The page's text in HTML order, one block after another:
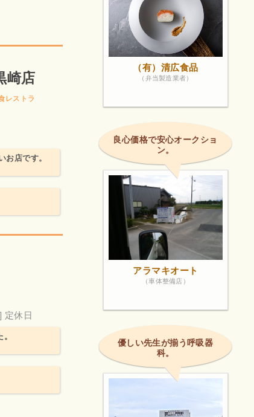
崎店
レストラ
お店です。
定休日
（有）清広食品
（弁当製造業者）
良心価格で安心オークショ
ン。
アラマキオート
（車体整備店）
優しい先生が揃う呼吸器
科。